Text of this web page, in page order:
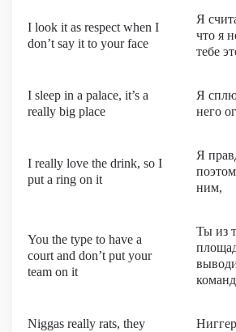
I look it as respect when I
don’t say it to your face
Я
что я
тебе
I sleep in a palace, it’s a
really big place
Я
него
I really love the drink, so I
put a ring on it
Я
ним,
You the type to have a
court and don’t put your
team on it
Ты из
Niggas really rats, they